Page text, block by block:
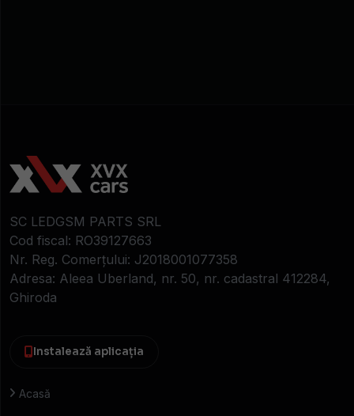
SC LEDGSM PARTS SRL
Cod fiscal: RO39127663
Nr. Reg. Comerțului: J2018001077358
Adresa: Aleea Uberland, nr. 50, nr. cadastral 412284,
Ghiroda
Instalează aplicația
Acasă